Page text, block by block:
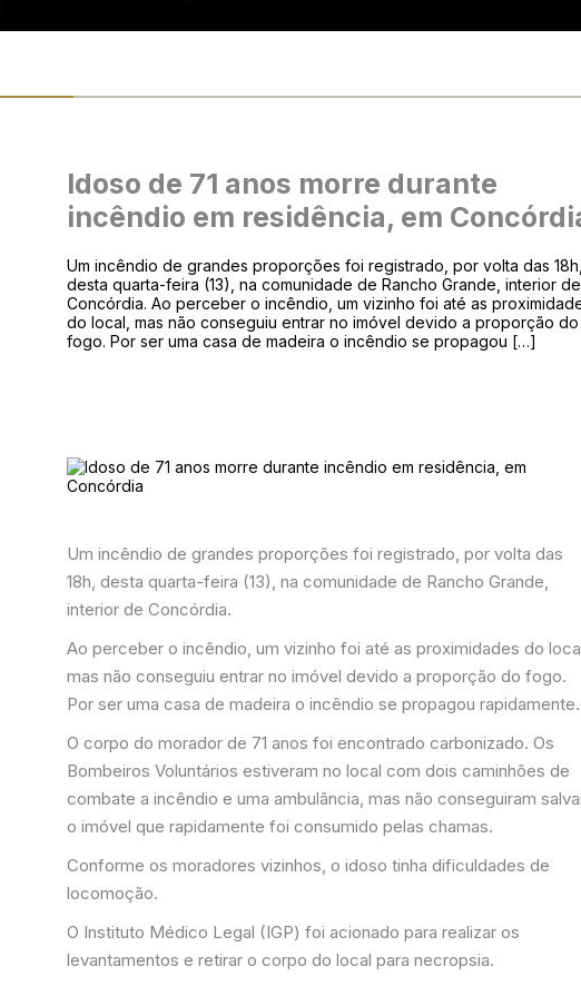
Idoso de 71 anos morre durante
incêndio em residência, em
Um incêndio de grandes proporções foi registrado, por volta das
desta quarta-feira (13), na comunidade de Rancho Grande, interior de
Concórdia. Ao perceber o incêndio, um vizinho foi até as
do local, mas não conseguiu entrar no imóvel devido a proporção do
fogo. Por ser uma casa de madeira o incêndio se propagou […]
Um incêndio de grandes proporções foi registrado, por volta das
18h, desta quarta-feira (13), na comunidade de Rancho Grande,
interior de Concórdia.
Ao perceber o incêndio, um vizinho foi até as proximidades do
mas não conseguiu entrar no imóvel devido a proporção do fogo.
Por ser uma casa de madeira o incêndio se propagou rapidamente.
O corpo do morador de 71 anos foi encontrado carbonizado. Os
Bombeiros Voluntários estiveram no local com dois caminhões de
combate a incêndio e uma ambulância, mas não conseguiram
o imóvel que rapidamente foi consumido pelas chamas.
Conforme os moradores vizinhos, o idoso tinha dificuldades de
locomoção.
O Instituto Médico Legal (IGP) foi acionado para realizar os
levantamentos e retirar o corpo do local para necropsia.